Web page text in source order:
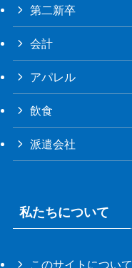
第二新卒
会計
アパレル
飲食
派遣会社
私たちについて
このサイトについて